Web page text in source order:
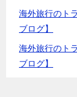
海外旅行のト
ブログ】
海外旅行のト
ブログ】